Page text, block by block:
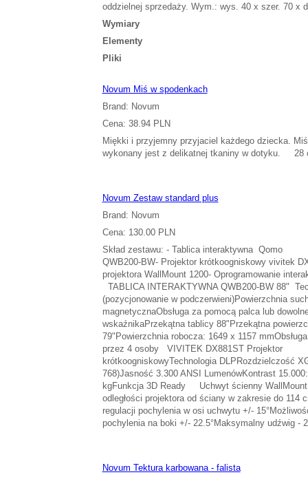
oddzielnej sprzedaży. Wym.: wys. 40 x szer. 70 x
Wymiary
Elementy
Pliki
Novum Miś w spodenkach
Brand: Novum
Cena: 38.94 PLN
Miękki i przyjemny przyjaciel każdego dziecka. Miś
wykonany jest z delikatnej tkaniny w dotyku. 28
Novum Zestaw standard plus
Brand: Novum
Cena: 130.00 PLN
Skład zestawu: - Tablica interaktywna Qomo
QWB200-BW- Projektor krótkoogniskowy vivitek
projektora WallMount 1200- Oprogramowanie
TABLICA INTERAKTYWNA QWB200-BW 88"
(pozycjonowanie w podczerwieni)Powierzchnia
magnetycznaObsługa za pomocą palca lub
wskaźnikaPrzekątna tablicy 88"Przekątna
79"Powierzchnia robocza: 1649 x 1157
przez 4 osoby VIVITEK DX881ST Projektor
krótkoogniskowyTechnologia DLPRozdzielczość
768)Jasność 3.300 ANSI LumenówKontrast
kgFunkcja 3D Ready Uchwyt ścienny WallMount
odległości projektora od ściany w zakresie do 114
regulacji pochylenia w osi uchwytu +/-
pochylenia na boki +/- 22.5°Maksymalny udźwig -
Novum Tektura karbowana - falista